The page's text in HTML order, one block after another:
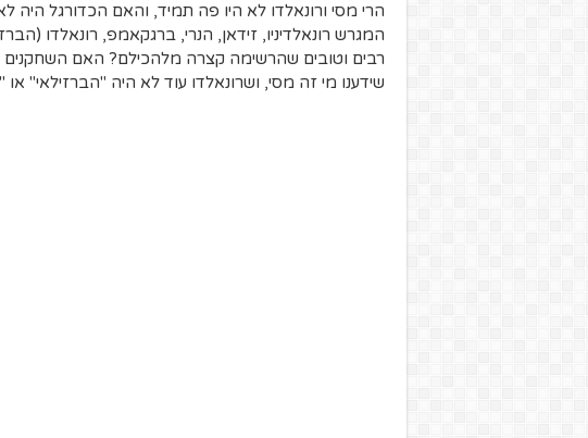
הרי מסי ורונאלדו לא היו פה תמיד, והאם הכדורגל היה
המגרש רונאלדיניו, זידאן, הנרי, ברגקאמפ, רונאלדו
רבים וטובים שהרשימה קצרה מלהכילם? האם השחקנים
שידענו מי זה מסי, ושרונאלדו עוד לא היה "הברזילאי" או